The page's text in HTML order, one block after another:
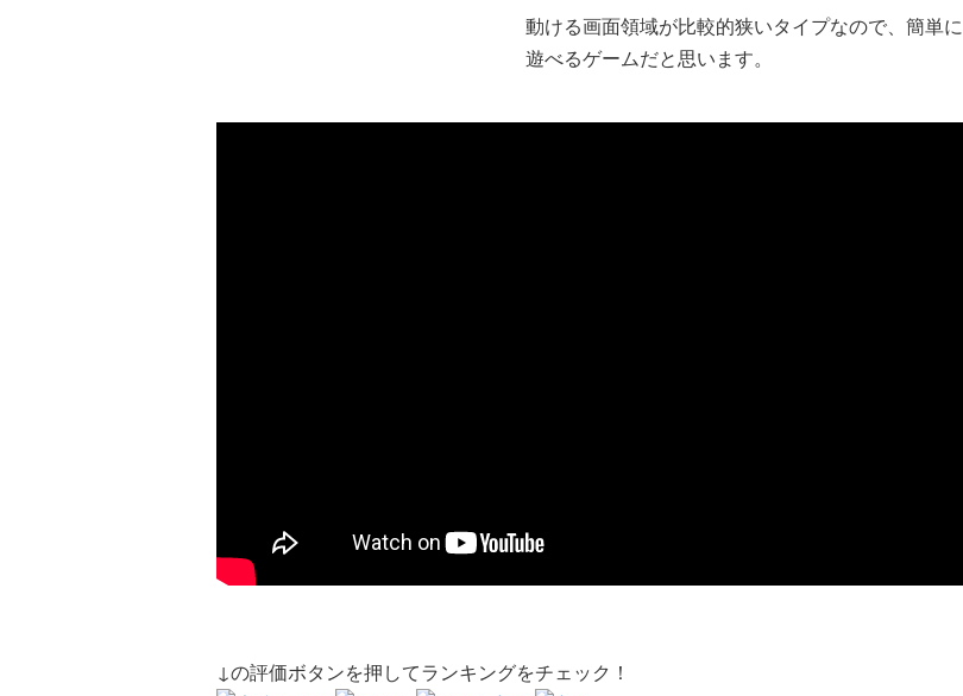
動ける画面領域が比較的狭いタイプなので、簡単に
遊べるゲームだと思います。
↓の評価ボタンを押してランキングをチェック！